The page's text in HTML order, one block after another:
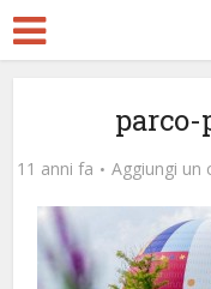
11 anni fa Aggiungi un